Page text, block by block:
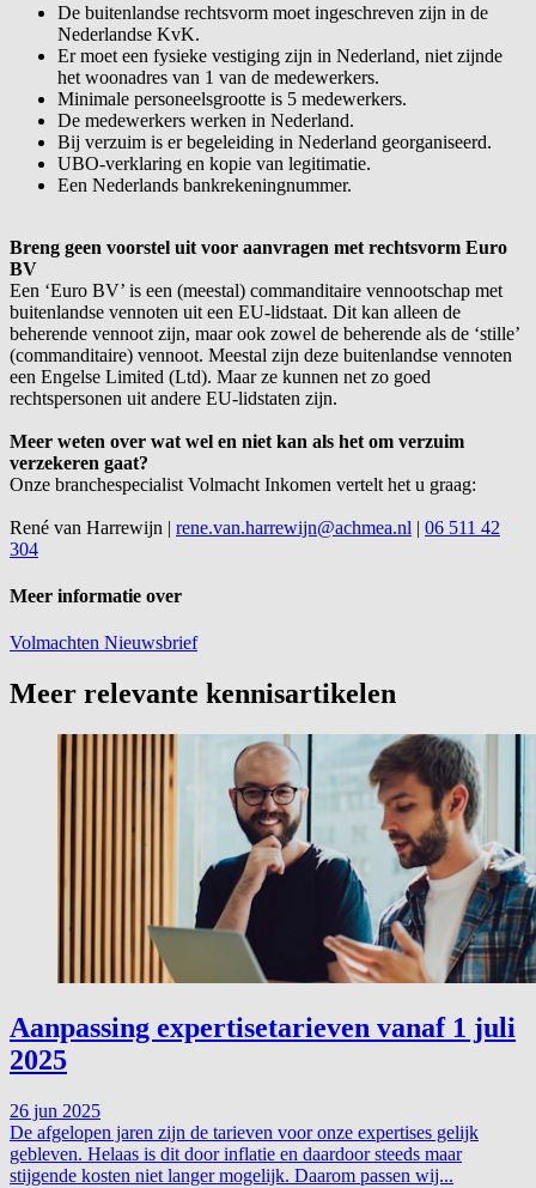
De buitenlandse rechtsvorm moet ingeschreven zijn in de
Nederlandse KvK.
Er moet een fysieke vestiging zijn in Nederland, niet zijnde
het woonadres van 1 van de medewerkers.
Minimale personeelsgrootte is 5 medewerkers.
De medewerkers werken in Nederland.
Bij verzuim is er begeleiding in Nederland georganiseerd.
UBO-verklaring en kopie van legitimatie.
Een Nederlands bankrekeningnummer.
Breng geen voorstel uit voor aanvragen met rechtsvorm Euro
BV
Een ‘Euro BV’ is een (meestal) commanditaire vennootschap met
buitenlandse vennoten uit een EU-lidstaat. Dit kan alleen de
beherende vennoot zijn, maar ook zowel de beherende als de ‘stille’
(commanditaire) vennoot. Meestal zijn deze buitenlandse vennoten
een Engelse Limited (Ltd). Maar ze kunnen net zo goed
rechtspersonen uit andere EU-lidstaten zijn.
Meer weten over wat wel en niet kan als het om verzuim
verzekeren gaat?
Onze branchespecialist Volmacht Inkomen vertelt het u graag:
René van Harrewijn | rene.van.harrewijn@achmea.nl | 06 511 42
304
Meer informatie over
Volmachten Nieuwsbrief
Meer relevante kennisartikelen
Aanpassing expertisetarieven vanaf 1 juli
2025
26 jun 2025
De afgelopen jaren zijn de tarieven voor onze expertises gelijk
gebleven. Helaas is dit door inflatie en daardoor steeds maar
stijgende kosten niet langer mogelijk. Daarom passen wij...